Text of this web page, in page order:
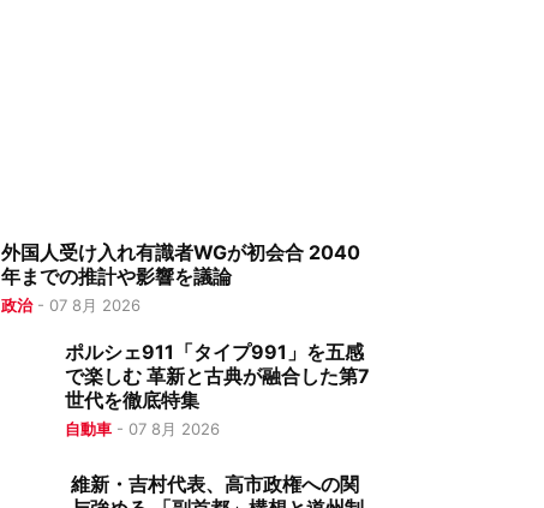
外国人受け入れ有識者WGが初会合 2040
年までの推計や影響を議論
政治- 07 8月 2026
ポルシェ911「タイプ991」を五感
で楽しむ 革新と古典が融合した第7
世代を徹底特集
自動車- 07 8月 2026
維新・吉村代表、高市政権への関